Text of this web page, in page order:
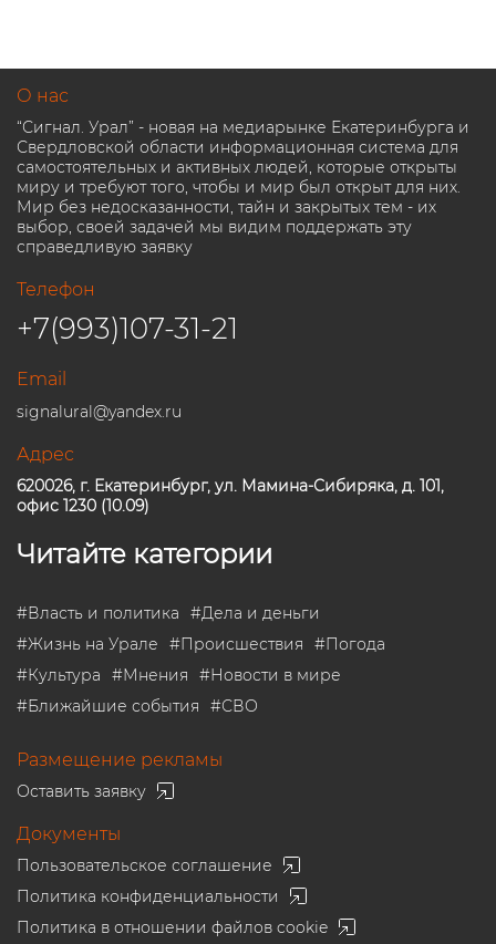
О нас
“Сигнал. Урал” - новая на медиарынке Екатеринбурга и
Свердловской области информационная система для
самостоятельных и активных людей, которые открыты
миру и требуют того, чтобы и мир был открыт для них.
Мир без недосказанности, тайн и закрытых тем - их
выбор, своей задачей мы видим поддержать эту
справедливую заявку
Телефон
+7(993)107-31-21
Email
signalural@yandex.ru
Адрес
620026, г. Екатеринбург, ул. Мамина-Сибиряка, д. 101,
офис 1230 (10.09)
Читайте категории
#Власть и политика #Дела и деньги
#Жизнь на Урале #Происшествия #Погода
#Культура #Мнения #Новости в мире
#Ближайшие события #СВО
Размещение рекламы
Оставить заявку
Документы
Пользовательское соглашение
Политика конфиденциальности
Политика в отношении файлов cookie